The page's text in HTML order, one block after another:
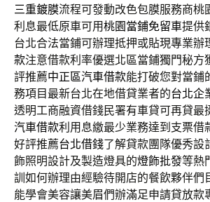
三重鍍膜流程可發動改色包膜服務商桃
利息最低原車可用桃園當鋪免留車提供
台北合法當鋪可辦理抵押或貼現專業辦
款注意借款利率優選北區當鋪獨門秘方
評推薦中正區汽車借款能打破您對當鋪
務項目最新台北在地借貸業者的台北企
透明工商融資借錢民署有車貸可再貸最
汽車借款利用息繳最少業務達到支票借
好評推薦台北借錢了解貸款團隊優秀設
飾照明設計及製造燈具的燈飾批發等熱
訓如何辦理由經驗待開店的餐飲夥伴們
能學會美容讓美眉們辦滿足申請貸放款